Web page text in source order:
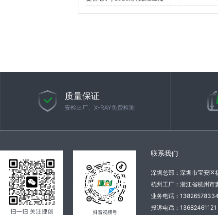
质量保证
安检出厂、X-RAY免费检测
联系我们
深圳总部：深圳市宝安
杭州工厂：浙江省杭州市
业务电话：
投诉电话：